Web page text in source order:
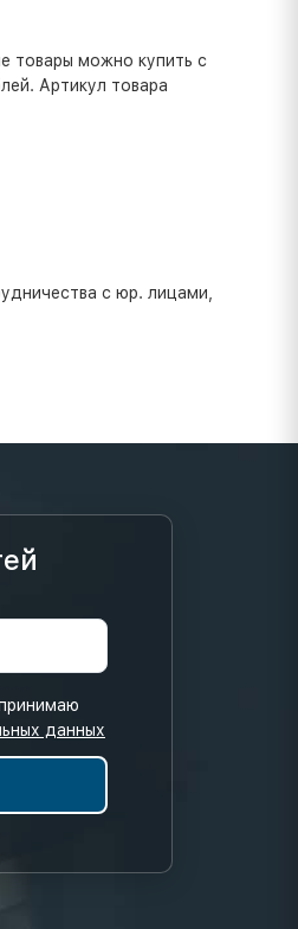
товары можно купить с
Артикул товара
с юр. лицами,
данных